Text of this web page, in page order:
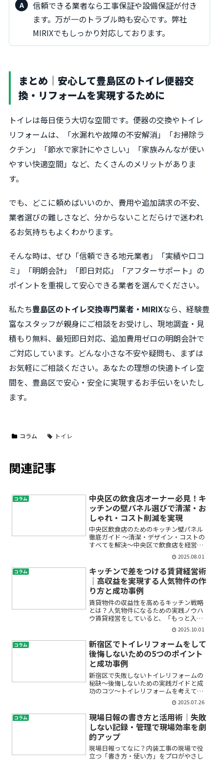
信頼できる業者なら工事保証や設備保証が付き
ます。万が一のトラブル時も安心です。弊社
MIRIXでもしっかり対応しております。
まとめ｜安心して豊島区のトイレ便器交
換・リフォームを実現するために
トイレは毎日使う大切な空間です。便器の交換やトイレ
リフォームは、「水漏れや故障の不安解消」「お掃除ラ
クチン」「節水で家計にやさしい」「家族みんなが使い
やすい快適空間」など、たくさんのメリットがありま
す。
でも、どこに頼めばいいのか、費用や追加請求の不安、
業者選びの難しさなど、分からないことだらけで迷われ
るお気持ちもよくわかります。
そんな時は、ぜひ「信頼できる地元業者」「実績や口コ
ミ」「明朗会計」「即日対応」「アフターサポート」の
ポイントを重視して安心できる業者を選んでください。
私たち豊島区のトイレ交換専門業者・MIRIXなら、経験豊
富なスタッフが親身にご相談をお受けし、現地調査・見
積もり無料、最短即日対応、追加費用ゼロの明朗会計で
ご対応しています。どんな小さな不安や疑問も、まずは
お気軽にご相談ください。あなたの理想の快適トイレ空
間を、豊島区で安心・安全に実現するお手伝いをいたし
ます。
コラム トイレ
関連記事
コラム
中央区の飲食店オーナー必見！キ
ッチンの壁パネル選びで清潔・お
しゃれ・コスト削減を実現
中央区飲食店のためのキッチン壁パネル
徹底ガイド 〜清潔・デザイン・コストの
すべてを解決〜中央区で飲食店を経営し
ているオーナーの皆さま、キッチンの壁
パネル選びに悩んでいませんか？「どん
な素材が清潔を保てるのか」「コストを
抑えつつ内装をおしゃれ...
2025.08.01
コラム
キッチンで差をつける賃貸経営術
｜高収益を実現する人気物件の作
り方と成功事例
賃貸物件の収益性を高めるキッチン戦略
とは？人気物件になるための実践ノウハ
ウ賃貸経営をしていると、「もっと入居
者に選ばれる物件にしたい」「収益を上
げたいけど、何から始めればいいかわか
らない」と悩む方が多いのではないでし
ょうか。特に最近では、賃...
2025.10.01
コラム
新宿区でトイレリフォームをして
後悔しないための5つのポイント
と成功事例
新宿区で失敗しないトイレリフォームの
秘訣〜後悔しないための実践ガイドと成
功のコツ〜トイレリフォームを考えてい
るけれど、「本当に満足できる仕上がり
になるのだろうか」「思いがけない失敗
や後悔をしたくない」と、不安や疑問を
抱えていませんか？特に新...
2025.07.26
コラム
現場日報の書き方と活用術｜失敗
しない記録・管理で現場効率を劇
的アップ
現場日報ってなに？内装工事の現場で役
立つ「書き方・使い方」をプロがやさし